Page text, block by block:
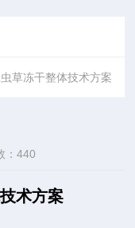
虫草冻干整体技术方案
：440
术方案